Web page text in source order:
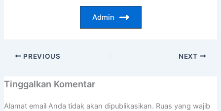
Admin
PREVIOUS NEXT
Tinggalkan Komentar
Alamat email Anda tidak akan dipublikasikan. Ruas yang wajib